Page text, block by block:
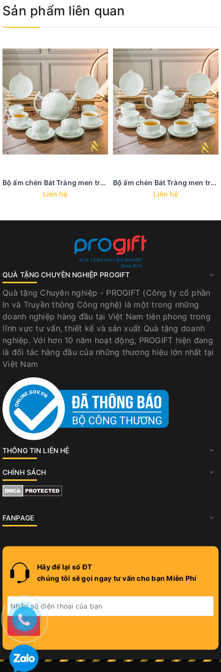
Sản phẩm liên quan
Bộ ấm chén Bát Tràng men trắng trơn - AC 8
Liên hệ
Bộ ấm chén Bát Tràng men trắng trơn - AC 6
Liên hệ
QUÀ TẶNG CHUYÊN NGHIỆP PROGIFT
Quà tặng Chuyên nghiệp - PROGIFT (Công ty cổ phần
In và Truyền thông Công nghệ) là một trong những
doanh nghiệp hàng đầu tại Việt Nam tiên phong trong
lĩnh vực tư vấn, thiết kế và sản xuất Quà tặng doanh
nghiệp. Với hơn 10 năm hoạt động, PROGIFT hiện đang
là đối tác hàng đầu của những thương hiệu lớn nhất tại
Việt Nam
THÔNG TIN LIÊN HỆ
CHÍNH SÁCH
FANPAGE
Hãy để lại số ĐT
chúng tôi sẽ gọi ngay tư vấn cho bạn Miễn Phí
GỬI